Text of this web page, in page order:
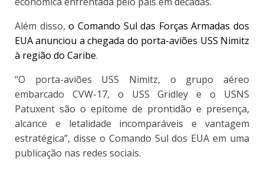
Além disso,o Comando Sul das Forças Armadas dos
EUA anunciou a chegada do porta-aviões USS Nimitz
à região do Caribe.
“O porta-aviões USS Nimitz, o grupo aéreo
embarcado CVW-17, o USS Gridley e o USNS
Patuxent são o epítome de prontidão e presença,
alcance e letalidade incomparáveis ​​e vantagem
estratégica”, disse o Comando Sul dos EUA em uma
publicação nas redes sociais.